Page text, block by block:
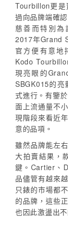
Tourbillon更是
過向品牌端確
慈善而特別為
2017年Grand
官方便有意地
Kodo
現亮眼的
SBGK015的亮
式進行。有鑒
面上流通量不
現階段來看近
意的品項。
雖然品牌能左
大拍賣結果，
鍵。Cartier、
品儘管有越來
只錶的市場都
的品牌，這些
也因此激盪出